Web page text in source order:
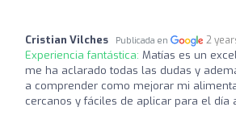
Cristian Vilches Publicada en 2
Experiencia fantástica: Matías es un
me ha aclarado todas las dudas y
a comprender como mejorar mi
cercanos y fáciles de aplicar para el día